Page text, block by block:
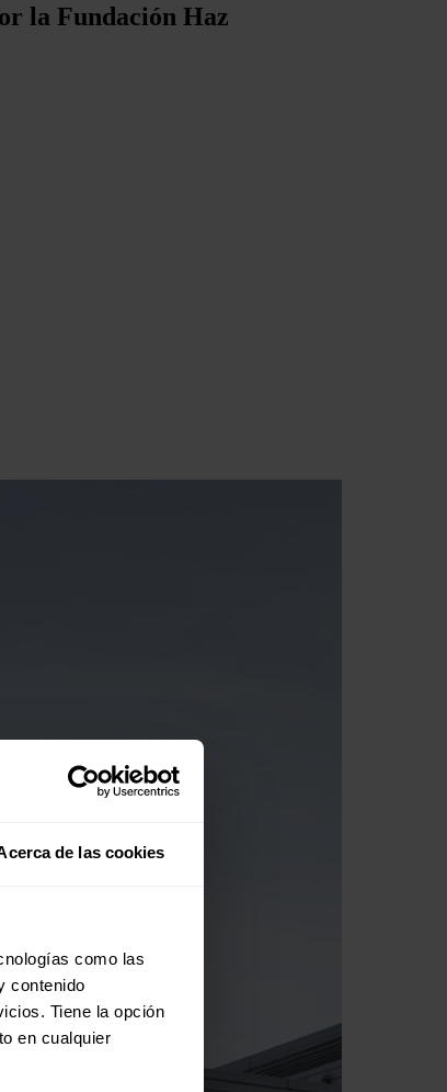
de las cookies
como las
contenido
Tiene la opción
en cualquier
la Fundación Haz